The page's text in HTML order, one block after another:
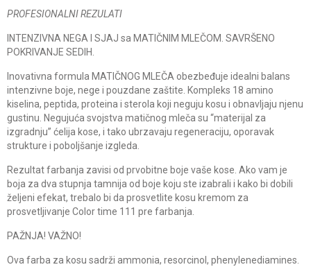
PROFESIONALNI REZULATI
INTENZIVNA NEGA I SJAJ sa MATIČNIM MLEČOM. SAVRŠENO
POKRIVANJE SEDIH.
Inovativna formula MATIČNOG MLEČA obezbeđuje idealni balans
intenzivne boje, nege i pouzdane zaštite. Kompleks 18 amino
kiselina, peptida, proteina i sterola koji neguju kosu i obnavljaju njenu
gustinu. Negujuća svojstva matičnog mleča su “materijal za
izgradnju” ćelija kose, i tako ubrzavaju regeneraciju, oporavak
strukture i poboljšanje izgleda.
Rezultat farbanja zavisi od prvobitne boje vaše kose. Ako vam je
boja za dva stupnja tamnija od boje koju ste izabrali i kako bi dobili
željeni efekat, trebalo bi da prosvetlite kosu kremom za
prosvetljivanje Color time 111 pre farbanja.
PAŽNJA! VAŽNO!
Ova farba za kosu sadrži ammonia, resorcinol, phenylenediamines.